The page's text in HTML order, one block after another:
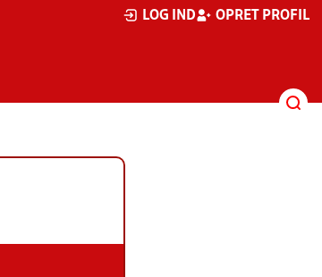
LOG IND OPRET PROFIL